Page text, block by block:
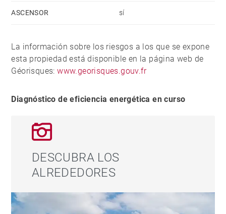
arquitectónico y todas las ventajas de la vida urbana
ASCENSOR sí
La información sobre los riesgos a los que se expone
esta propiedad está disponible en la página web de
Géorisques:www.georisques.gouv.fr
Diagnóstico de eficiencia energética en curso
DESCUBRA LOS
ALREDEDORES